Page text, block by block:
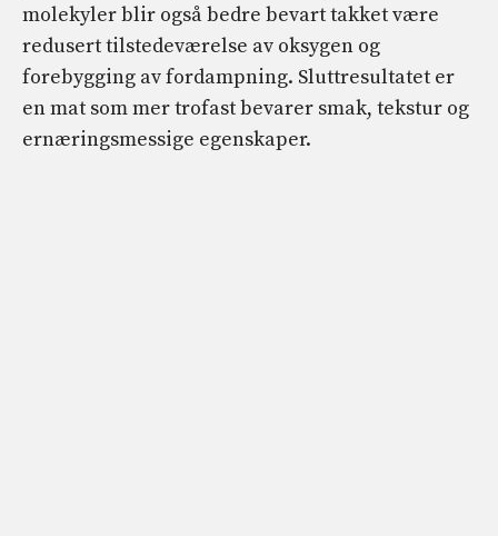
molekyler blir også bedre bevart takket være
redusert tilstedeværelse av oksygen og
forebygging av fordampning. Sluttresultatet er
en mat som mer trofast bevarer smak, tekstur og
ernæringsmessige egenskaper.